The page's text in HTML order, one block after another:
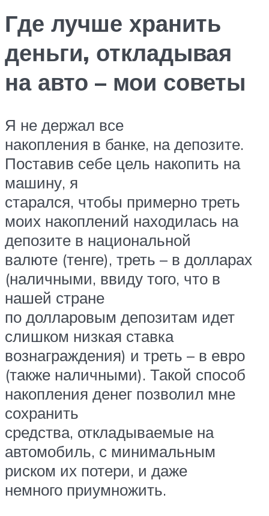
Где лучше хранить
деньги, откладывая
на авто – мои советы
Я не держал все
накопления в банке, на депозите.
Поставив себе цель накопить на
машину, я
старался, чтобы примерно треть
моих накоплений находилась на
депозите в национальной
валюте (тенге), треть – в долларах
(наличными, ввиду того, что в
нашей стране
по долларовым депозитам идет
слишком низкая ставка
вознаграждения) и треть – в евро
(также наличными). Такой способ
накопления денег позволил мне
сохранить
средства, откладываемые на
автомобиль, с минимальным
риском их потери, и даже
немного приумножить.